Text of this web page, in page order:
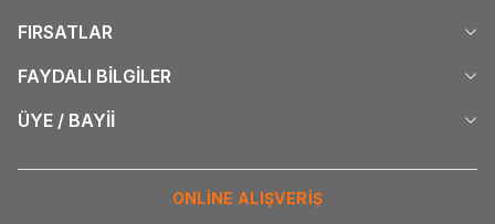
FIRSATLAR
FAYDALI BİLGİLER
ÜYE / BAYİİ
ONLİNE ALIŞVERİŞ